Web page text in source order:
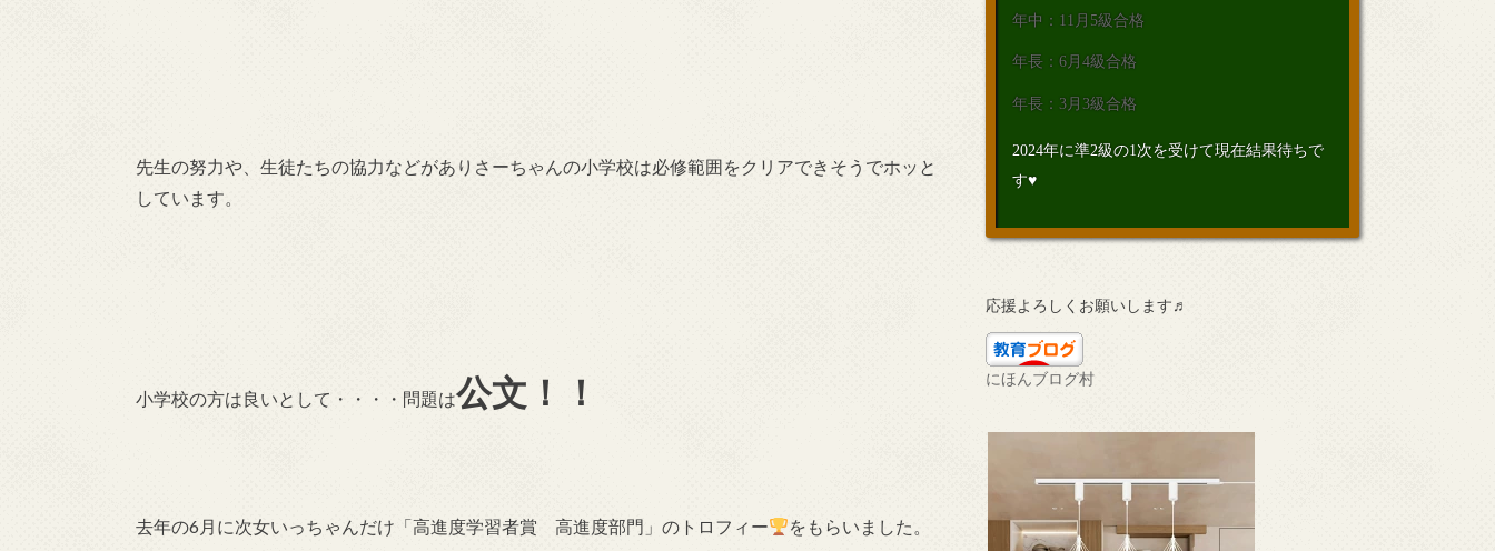
先生の努力や、生徒たちの協力などがありさーちゃんの小学校は必修範囲をクリアできそうでホッと
しています。
小学校の方は良いとして・・・・問題は公文！！
去年の6月に次女いっちゃんだけ「高進度学習者賞 高進度部門」のトロフィー をもらいました。
年中：11月5級合格
年長：6月4級合格
年長：3月3級合格
2024年に準2級の1次を受けて現在結果待ちで
す♥
応援よろしくお願いします♬
にほんブログ村